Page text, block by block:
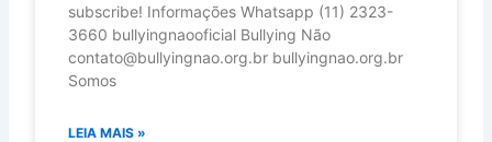
subscribe! Informações Whatsapp (11) 2323-
3660 bullyingnaooficial Bullying Não
contato@bullyingnao.org.br bullyingnao.org.br
Somos
LEIA MAIS »